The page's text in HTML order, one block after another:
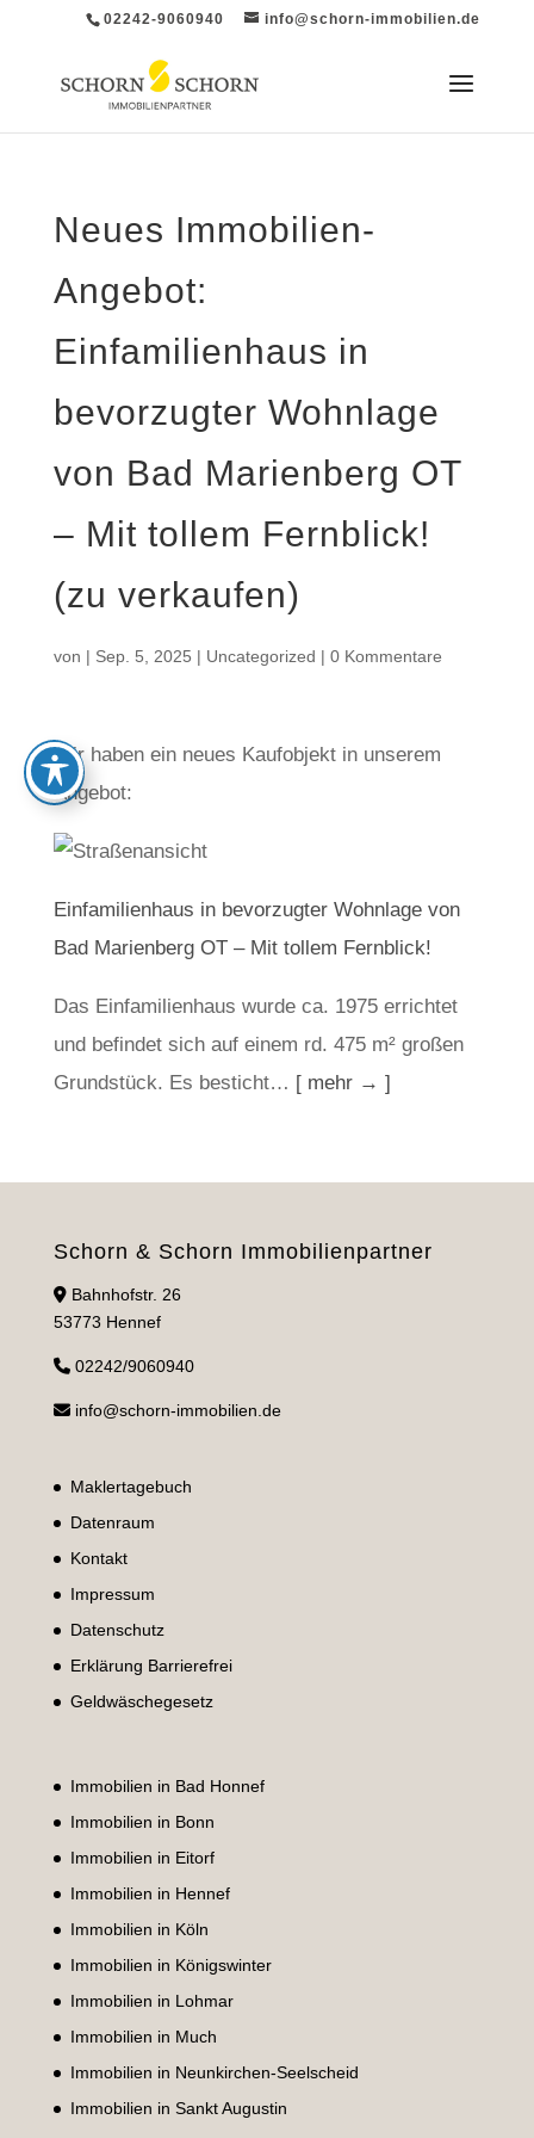
02242-9060940 info@schorn-immobilien.de
Neues Immobilien-
Angebot:
Einfamilienhaus in
bevorzugter Wohnlage
von Bad Marienberg OT
– Mit tollem Fernblick!
(zu verkaufen)
von | Sep. 5, 2025 | Uncategorized | 0 Kommentare
Wir haben ein neues Kaufobjekt in unserem
Angebot:
Einfamilienhaus in bevorzugter Wohnlage von
Bad Marienberg OT – Mit tollem Fernblick!
Das Einfamilienhaus wurde ca. 1975 errichtet
und befindet sich auf einem rd. 475 m² großen
Grundstück. Es besticht… [ mehr → ]
Schorn & Schorn Immobilienpartner
Bahnhofstr. 26
53773 Hennef
02242/9060940
info@schorn-immobilien.de
Maklertagebuch
Datenraum
Kontakt
Impressum
Datenschutz
Erklärung Barrierefrei
Geldwäschegesetz
Immobilien in Bad Honnef
Immobilien in Bonn
Immobilien in Eitorf
Immobilien in Hennef
Immobilien in Köln
Immobilien in Königswinter
Immobilien in Lohmar
Immobilien in Much
Immobilien in Neunkirchen-Seelscheid
Immobilien in Sankt Augustin